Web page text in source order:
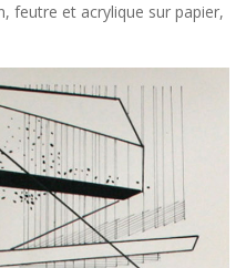
feutre et acrylique sur papier,